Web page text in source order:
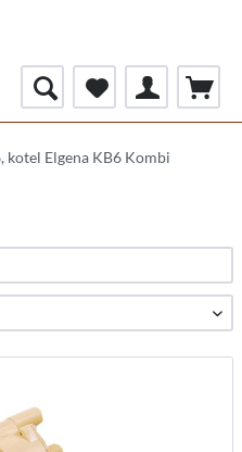
kotel Elgena KB6 Kombi